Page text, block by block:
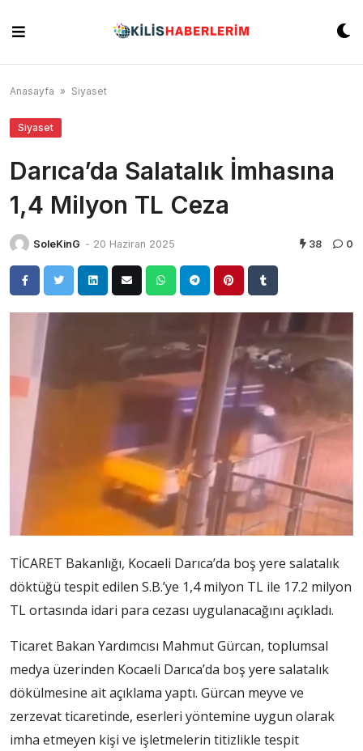
content
Anasayfa » Siyaset
Siyaset
Darıca’da Salatalık İmhasına
1,4 Milyon TL Ceza
SoleKinG - 20 Haziran 2025 38 0
TİCARET Bakanlığı, Kocaeli Darıca’da boş yere salatalık
döktüğü tespit edilen S.B.’ye 1,4 milyon TL ile 17.2 milyon
TL ortasında idari para cezası uygulanacağını açıkladı.
Ticaret Bakan Yardımcısı Mahmut Gürcan, toplumsal
medya üzerinden Kocaeli Darıca’da boş yere salatalık
dökülmesine ait açıklama yaptı. Gürcan meyve ve
zerzevat ticaretinde, eserleri yöntemine uygun olarak
imha etmeyen kişi ve işletmelerin titizlikle tespit